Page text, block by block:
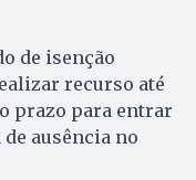
de isenção
recurso até
prazo para entrar
ausência no